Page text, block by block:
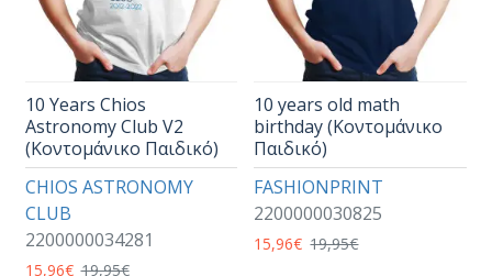
CHIOS ASTRONOMY
CLUB
2200000034281
10 Years Chios
Astronomy Club V2
(Κοντομάνικο Παιδικό)
15,96€ 19,95€
FASHIONPRINT
2200000030825
10 years old math
birthday (Κοντομάνικο
Παιδικό)
15,96€ 19,95€